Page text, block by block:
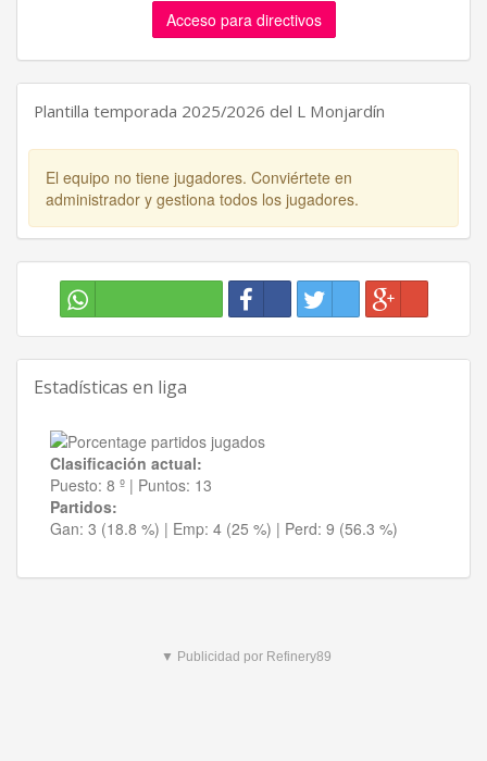
Acceso para directivos
Plantilla temporada 2025/2026 del L Monjardín
El equipo no tiene jugadores. Conviértete en
administrador y gestiona todos los jugadores.
Estadísticas en liga
Clasificación actual:
Puesto: 8 º | Puntos: 13
Partidos:
Gan: 3 (18.8 %) | Emp: 4 (25 %) | Perd: 9 (56.3 %)
▼ Publicidad por Refinery89